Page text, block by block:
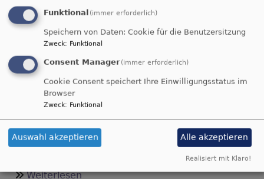
Evangelische Stadtkirche Kitzingen
Weiterlesen über
Herzliche
Einladung
zum
Gottesdienst mit
Verabschiedung Dekan
Kern
Abschiedsgottesdienst Dekan Kern
Weiterlesenüber
Funktional (immer erforderlich)
Speichern von Daten: Cookie für die Benutzersitzung
Zweck: Funktional
Consent Manager (immer erforderlich)
Cookie Consent speichert Ihre Einwilligungsstatus im
Browser
Zweck: Funktional
Auswahl akzeptieren Alle akzeptieren
Realisiert mit Klaro!